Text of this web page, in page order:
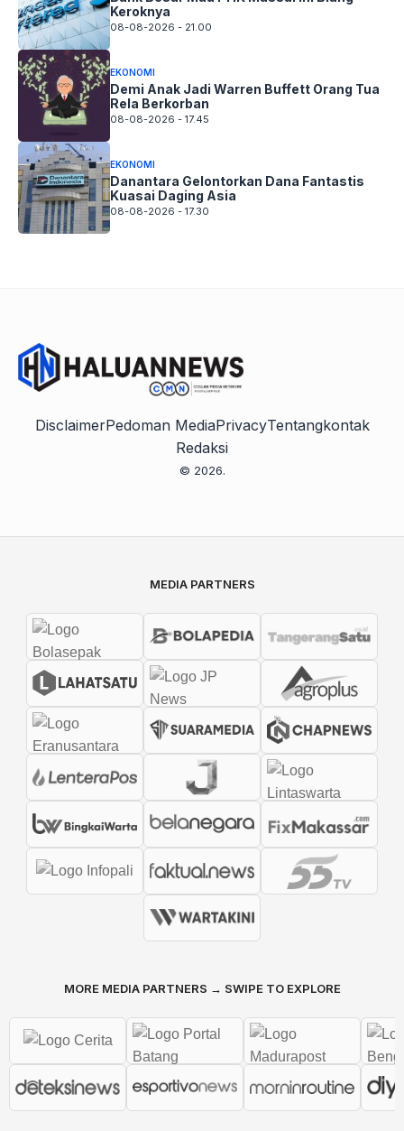
Keroknya
08-08-2026 - 21.00
EKONOMI
Demi Anak Jadi Warren Buffett Orang Tua
Rela Berkorban
08-08-2026 - 17.45
EKONOMI
Danantara Gelontorkan Dana Fantastis
Kuasai Daging Asia
08-08-2026 - 17.30
DisclaimerPedoman MediaPrivacyTentangkontak
Redaksi
© 2026.
MEDIA PARTNERS
MORE MEDIA PARTNERS → SWIPE TO EXPLORE